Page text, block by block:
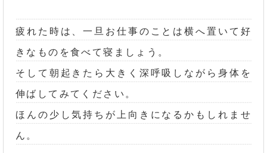
疲れた時は、一旦お仕事のことは横へ置いて好
きなものを食べて寝ましょう。
そして朝起きたら大きく深呼吸しながら身体を
伸ばしてみてください。
ほんの少し気持ちが上向きになるかもしれませ
ん。